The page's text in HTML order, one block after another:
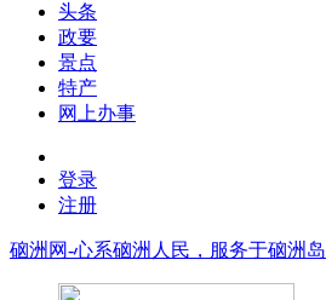
头条
政要
景点
特产
网上办事
登录
注册
硇洲网-心系硇洲人民，服务于硇洲岛